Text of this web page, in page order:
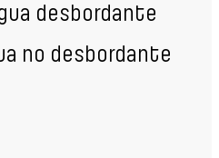
desbordante
no desbordante